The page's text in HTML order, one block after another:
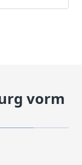
vorm